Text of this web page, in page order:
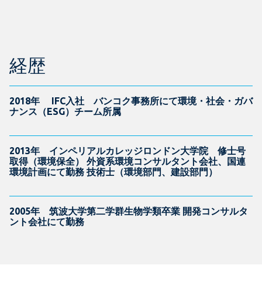
経歴
2018年 IFC入社 バンコク事務所にて環境・社会・ガバ
ナンス（ESG）チーム所属
2013年 インペリアルカレッジロンドン大学院 修士号
取得（環境保全） 外資系環境コンサルタント会社、国連
環境計画にて勤務 技術士（環境部門、建設部門）
2005年 筑波大学第二学群生物学類卒業 開発コンサルタ
ント会社にて勤務